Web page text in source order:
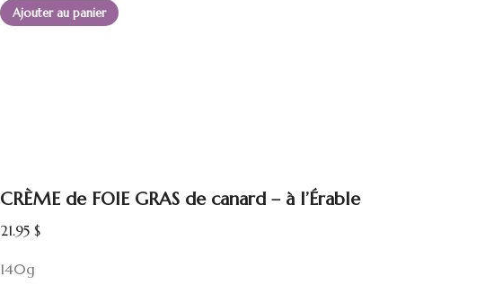
Ajouter au panier
CRÈME de FOIE GRAS de canard – à l’Érable
21.95 $
140g